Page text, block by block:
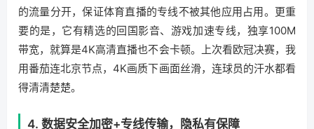
的流量分开，保证体育直播的专线不被其他应用占用。更重
要的是，它有精选的回国影音、游戏加速专线，独享100M
带宽，就算是4K高清直播也不会卡顿。上次看欧冠决赛，我
用番茄连北京节点，4K画质下画面丝滑，连球员的汗水都看
得清清楚楚。
4. 数据安全加密+专线传输，隐私有保障